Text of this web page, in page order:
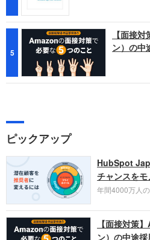
5
【面接
ン）の中
ピックアップ
HubSpot
チャンスを
年間4000万人
お勧めするイ
ラウド型CRM
HubSpot Japan
【面接対策
ン）の中途